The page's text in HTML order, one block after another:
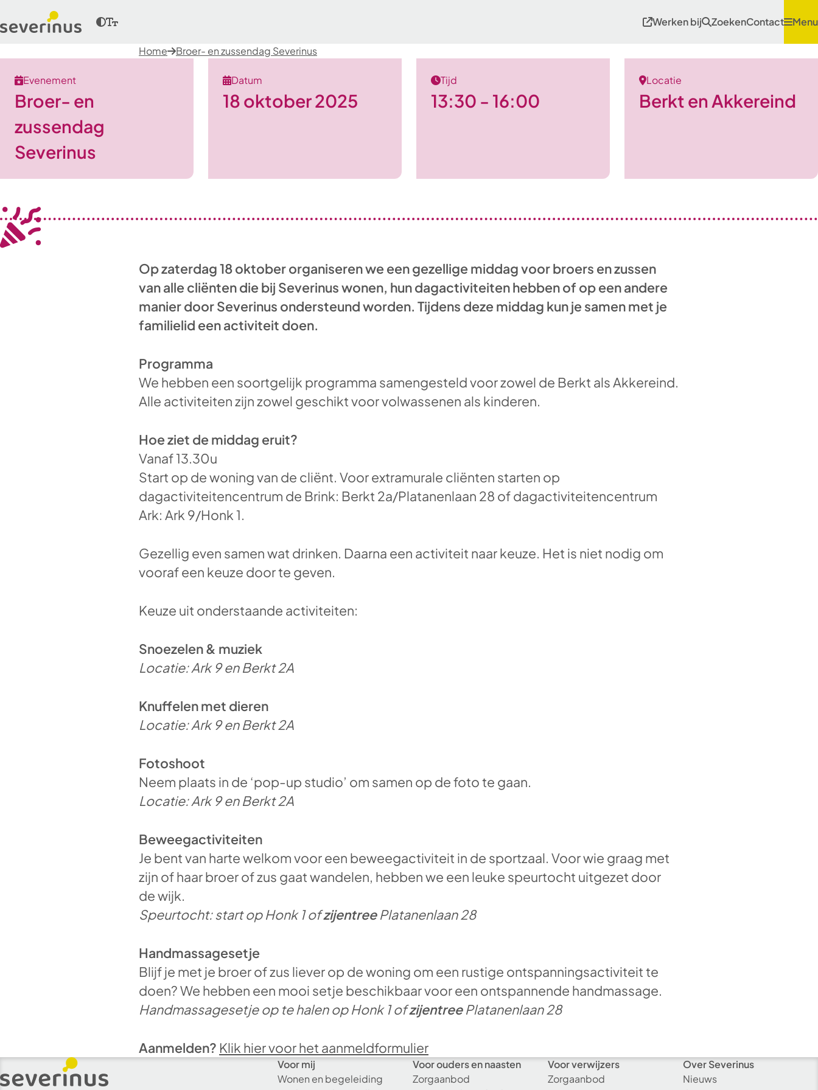
Werken bij ZoekenContact Menu
Home Broer- en zussendag Severinus
Evenement
Broer- en
zussendag
Severinus
Datum
18 oktober 2025
Tijd
13:30 - 16:00
Locatie
Berkt en Akkereind
Op zaterdag 18 oktober organiseren we een gezellige middag voor broers en zussen
van alle cliënten die bij Severinus wonen, hun dagactiviteiten hebben of op een andere
manier door Severinus ondersteund worden. Tijdens deze middag kun je samen met je
familielid een activiteit doen.
Programma
We hebben een soortgelijk programma samengesteld voor zowel de Berkt als Akkereind.
Alle activiteiten zijn zowel geschikt voor volwassenen als kinderen.
Hoe ziet de middag eruit?
Vanaf 13.30u
Start op de woning van de cliënt. Voor extramurale cliënten starten op
dagactiviteitencentrum de Brink: Berkt 2a/Platanenlaan 28 of dagactiviteitencentrum
Ark: Ark 9/Honk 1.
Gezellig even samen wat drinken. Daarna een activiteit naar keuze. Het is niet nodig om
vooraf een keuze door te geven.
Keuze uit onderstaande activiteiten:
Snoezelen & muziek
Locatie: Ark 9 en Berkt 2A
Knuffelen met dieren
Locatie: Ark 9 en Berkt 2A
Fotoshoot
Neem plaats in de ‘pop-up studio’ om samen op de foto te gaan.
Locatie: Ark 9 en Berkt 2A
Beweegactiviteiten
Je bent van harte welkom voor een beweegactiviteit in de sportzaal. Voor wie graag met
zijn of haar broer of zus gaat wandelen, hebben we een leuke speurtocht uitgezet door
de wijk.
Speurtocht: start op Honk 1 ofzijentreePlatanenlaan 28
Handmassagesetje
Blijf je met je broer of zus liever op de woning om een rustige ontspanningsactiviteit te
doen? We hebben een mooi setje beschikbaar voor een ontspannende handmassage.
Handmassagesetje op te halen op Honk 1 ofzijentreePlatanenlaan 28
Aanmelden? Klik hier voor het aanmeldformulier
Voor mij
Wonen en begeleiding
Voor ouders en naasten
Zorgaanbod
Voor verwijzers
Zorgaanbod
Over Severinus
Nieuws